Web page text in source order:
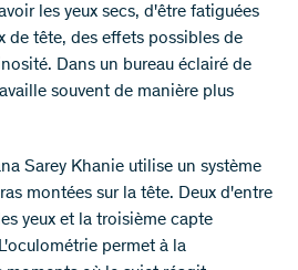
les yeux secs, d'être fatiguées
de tête, des effets possibles de
Dans un bureau éclairé de
souvent de manière plus
Sarey Khanie utilise un système
montées sur la tête. Deux d'entre
yeux et la troisième capte
permet à la